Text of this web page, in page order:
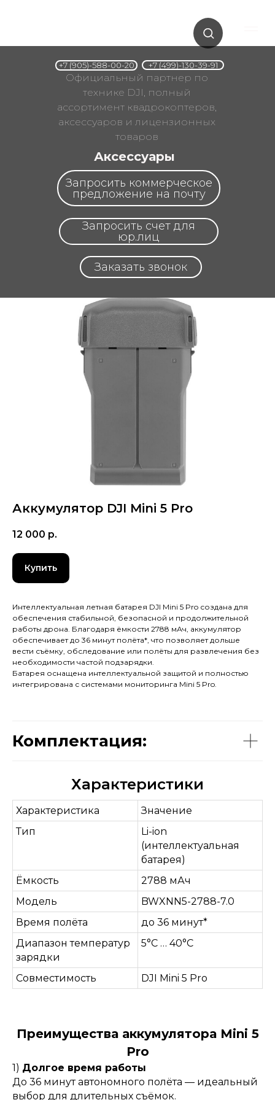
Аксессуары
Официальный партнер по
технике DJI, полный
ассортимент квадрокоптеров,
аксессуаров и лицензионных
товаров
Заказать звонок
Запросить коммерческое
предложение на почту
Запросить счет для
юр.лиц
+7 (499)-130-39-91
+7 (905)-588-00-20
Аккумулятор DJI Mini 5 Pro
12 000 р.
Купить
Интеллектуальная летная батарея DJI Mini 5 Pro создана для
обеспечения стабильной, безопасной и продолжительной
работы дрона. Благодаря ёмкости 2788 мАч, аккумулятор
обеспечивает до 36 минут полёта*, что позволяет дольше
вести съёмку, обследование или полёты для развлечения без
необходимости частой подзарядки.
Батарея оснащена интеллектуальной защитой и полностью
интегрирована с системами мониторинга Mini 5 Pro.
Комплектация:
Характеристики
Характеристика
Значение
Тип
Li-ion
(интеллектуальная
батарея)
Ёмкость
2788 мАч
Модель
BWXNN5-2788-7.0
Время полёта
до 36 минут*
Диапазон температур
зарядки
5°C … 40°C
Совместимость DJI Mini 5 Pro
Преимущества аккумулятора Mini 5
Pro
1) Долгое время работы
До 36 минут автономного полёта — идеальный
выбор для длительных съёмок.